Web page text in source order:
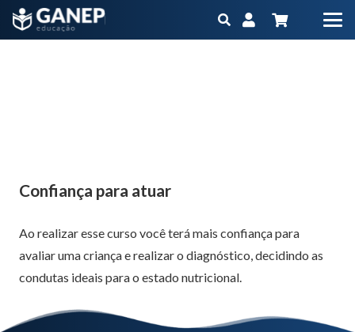
Confiança para atuar
Ao realizar esse curso você terá mais confiança para
avaliar uma criança e realizar o diagnóstico, decidindo as
condutas ideais para o estado nutricional.